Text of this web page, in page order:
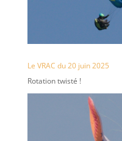
Le VRAC du 20 juin 2025
Rotation twisté !